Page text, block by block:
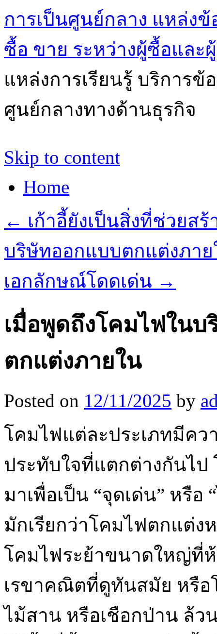
การเป็นศูนย์กลาง แหล่ง
ซื้อ ขาย ระหว่างผู้ซื้อและ
แหล่งการเรียนรู้ บริการข้
ศูนย์กลางทางด้านธุรกิจ
Skip to content
Home
← เก้าอี้ยังเป็นสิ่งที่ช่วยส
บริษัทออกแบบตกแต่งภา
เอกลักษณ์โดดเด่น →
เมื่อพูดถึงโคมไฟใน
ตกแต่งภายใน
Posted on 12/11/2025 by
โคมไฟแต่ละประเภทมีคว
ประทับใจที่แตกต่างกันไ
มาเพื่อเป็น “จุดเด่น” หรือ
มักเรียกว่าโคมไฟตกแต่ง
โคมไฟระย้าขนาดใหญ่ที่
เรขาคณิตที่ดูทันสมัย หรือ
ไม้สาน หรือเชือกป่าน ล้ว